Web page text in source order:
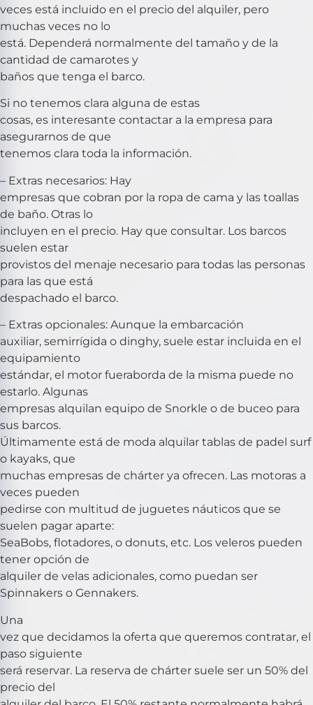
veces está incluido en el precio del alquiler, pero
muchas veces no lo
está. Dependerá normalmente del tamaño y de la
cantidad de camarotes y
baños que tenga el barco.
Si no tenemos clara alguna de estas
cosas, es interesante contactar a la empresa para
asegurarnos de que
tenemos clara toda la información.
– Extras necesarios: Hay
empresas que cobran por la ropa de cama y las toallas
de baño. Otras lo
incluyen en el precio. Hay que consultar. Los barcos
suelen estar
provistos del menaje necesario para todas las personas
para las que está
despachado el barco.
– Extras opcionales: Aunque la embarcación
auxiliar, semirrígida o dinghy, suele estar incluida en el
equipamiento
estándar, el motor fueraborda de la misma puede no
estarlo. Algunas
empresas alquilan equipo de Snorkle o de buceo para
sus barcos.
Últimamente está de moda alquilar tablas de padel surf
o kayaks, que
muchas empresas de chárter ya ofrecen. Las motoras a
veces pueden
pedirse con multitud de juguetes náuticos que se
suelen pagar aparte:
SeaBobs, flotadores, o donuts, etc. Los veleros pueden
tener opción de
alquiler de velas adicionales, como puedan ser
Spinnakers o Gennakers.
Una
vez que decidamos la oferta que queremos contratar, el
paso siguiente
será reservar. La reserva de chárter suele ser un 50% del
precio del